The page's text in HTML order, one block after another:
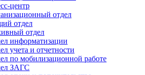
центр
отдел
отдел
отдел
информатизации
учета и отчетности
по мобилизационной работе
ЗАГС